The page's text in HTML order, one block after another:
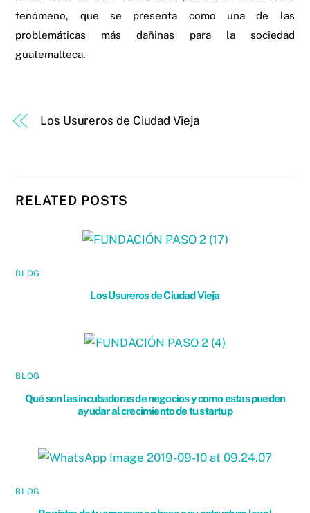
fenómeno, que se presenta como una de las
problemáticas más dañinas para la sociedad
guatemalteca.
Los Usureros de Ciudad Vieja
RELATED POSTS
BLOG
Los Usureros de Ciudad Vieja
BLOG
Qué son las incubadoras de negocios y como estas pueden
ayudar al crecimiento de tu startup
BLOG